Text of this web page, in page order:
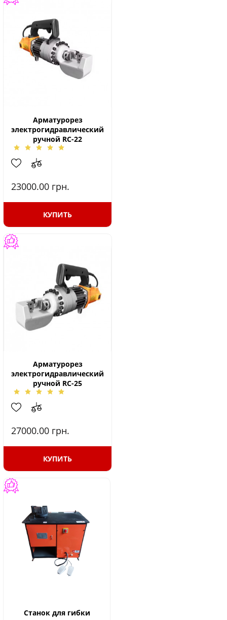
Арматурорез
электрогидравлический
ручной RC-22
23000.00 грн.
КУПИТЬ
Арматурорез
электрогидравлический
ручной RC-25
27000.00 грн.
КУПИТЬ
Станок для гибки